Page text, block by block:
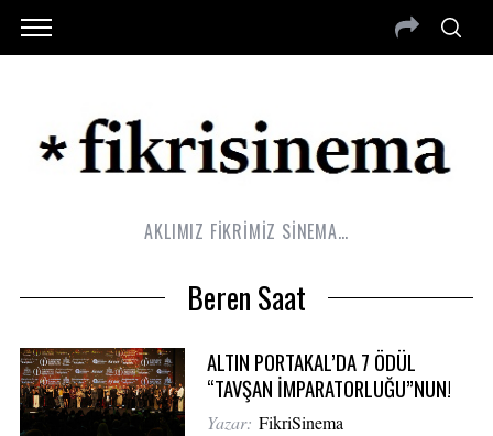
AKLIMIZ FİKRİMİZ SİNEMA…
Beren Saat
ALTIN PORTAKAL’DA 7 ÖDÜL
“TAVŞAN İMPARATORLUĞU”NUN!
Yazar: FikriSinema